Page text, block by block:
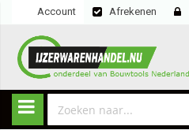
Account Afrekenen